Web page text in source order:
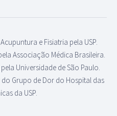
e Fisiatria pela USP.
Associação Médica Brasileira.
Universidade de São Paulo.
Grupo de Dor do Hospital das
da USP.